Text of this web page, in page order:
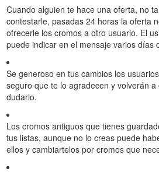
Cuando alguien te hace una oferta, no
contestarle, pasadas 24 horas la oferta
ofrecerle los cromos a otro usuario. El
puede indicar en el mensaje varios días
Se generoso en tus cambios los
seguro que te lo agradecen y volverán
dudarlo.
Los cromos antiguos que tienes
tus listas, aunque no lo creas puede
ellos y cambiartelos por cromos que